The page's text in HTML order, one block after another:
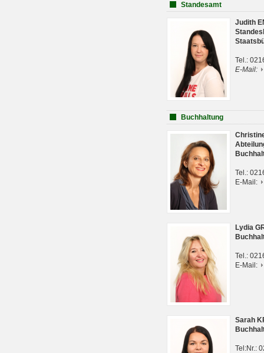
Standesamt
Judith
Tel.:
E-Mail:
Buchhaltung
Tel.:
E-Mail:
Lydia
Tel.:
E-Mail:
Sarah
Tel:Nr.: